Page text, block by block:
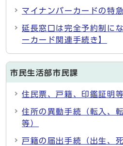
マイナンバーカードの特
延長窓口は完全予約制に
ーカード関連手続き】
市民生活部市民課
住民票、戸籍、印鑑証明
住所の異動手続（転入、
等）
戸籍の届出手続（出生、